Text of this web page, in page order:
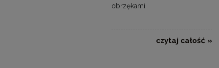
obrzękami.
czytaj całość »